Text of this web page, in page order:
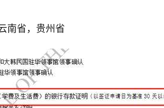
南省，贵州省